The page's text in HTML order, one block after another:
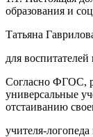
образования и
Татьяна
для
Согласно ФГОС,
универсальные
отстаиванию
учителя-